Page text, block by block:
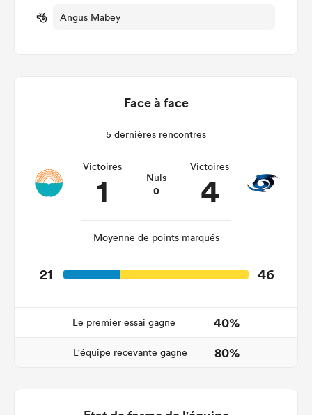
Angus Mabey
Face à face
5 dernières rencontres
Victoires
1 Nuls
0
Victoires
4
Moyenne de points marqués
21 46
Le premier essai gagne 40%
L'équipe recevante gagne 80%